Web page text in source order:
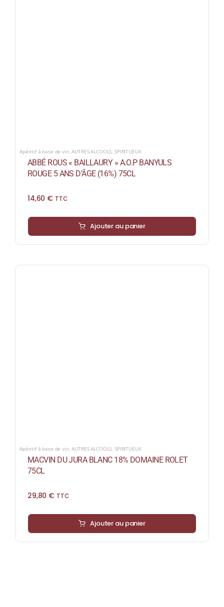
Apéritif à base de vin,AUTRES ALCOOLS SPIRITUEUX
ABBÉ ROUS « BAILLAURY » A.O.P BANYULS
ROUGE 5 ANS D’ÂGE (16%) 75CL
14,60 € TTC
Ajouter au panier
Apéritif à base de vin,AUTRES ALCOOLS SPIRITUEUX
MACVIN DU JURA BLANC 18% DOMAINE ROLET
75CL
29,80 € TTC
Ajouter au panier